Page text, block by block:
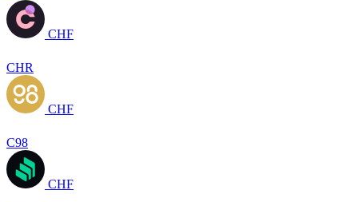
CHF
CHR
CHF
C98
CHF